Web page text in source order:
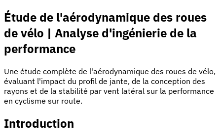
Étude de l'aérodynamique des roues
de vélo | Analyse d'ingénierie de la
performance
Une étude complète de l'aérodynamique des roues de vélo,
évaluant l'impact du profil de jante, de la conception des
rayons et de la stabilité par vent latéral sur la performance
en cyclisme sur route.
Introduction